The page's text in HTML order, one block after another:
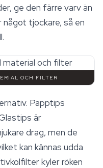
ge den färre varv än
tjockare, så en
OCH FILTER
Papptips
är
drag, men de
kan kännas udda
kyler röken